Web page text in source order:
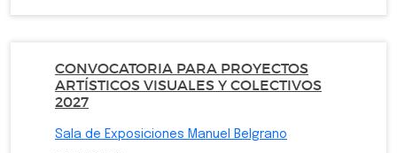
CONVOCATORIA PARA PROYECTOS
ARTÍSTICOS VISUALES Y COLECTIVOS
2027
Sala de Exposiciones Manuel Belgrano